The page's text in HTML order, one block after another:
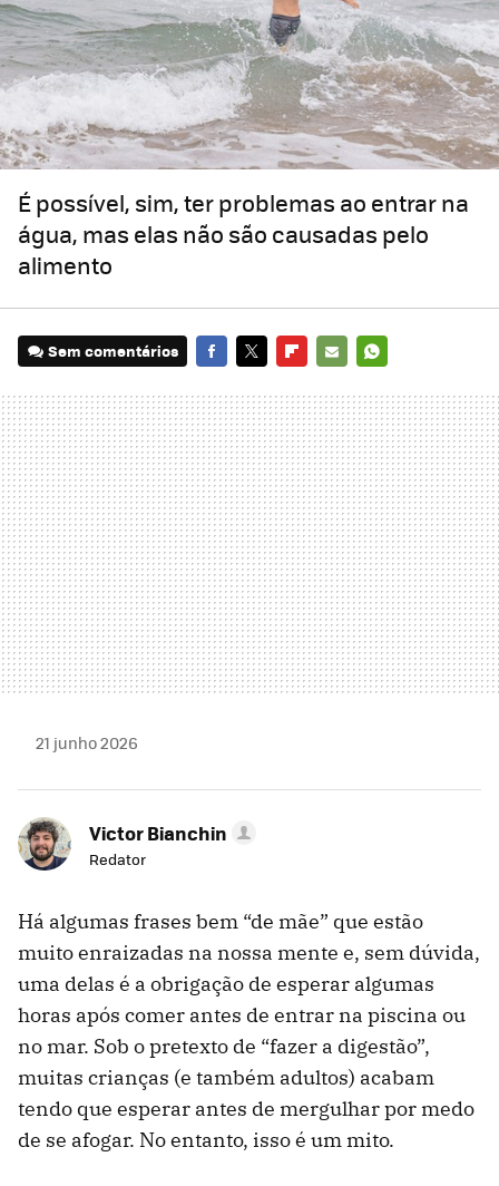
É possível, sim, ter problemas ao entrar na
água, mas elas não são causadas pelo
alimento
Sem comentários
MAIL
21 junho 2026
Victor Bianchin
Redator
Há algumas frases bem “de mãe” que estão
muito enraizadas na nossa mente e, sem dúvida,
uma delas é a obrigação de esperar algumas
horas após comer antes de entrar na piscina ou
no mar. Sob o pretexto de “fazer a digestão”,
muitas crianças (e também adultos) acabam
tendo que esperar antes de mergulhar por medo
de se afogar. No entanto, isso é um mito.